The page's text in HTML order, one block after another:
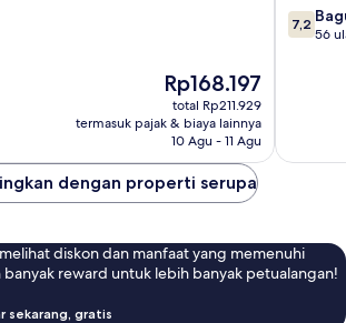
Harga
sekarang
Rp168.197
Rp168.197
total Rp211.929
termasuk pajak & biaya lainnya
10 Agu - 11 Agu
7.2
dari
7,2
56
dengan properti serupa
diskon dan manfaat yang memenuhi
banyak reward untuk lebih banyak petualangan!
sekarang, gratis